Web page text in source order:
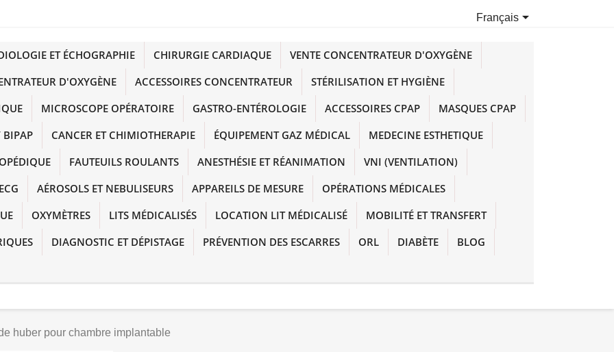
Français
ET ÉCHOGRAPHIE CHIRURGIE CARDIAQUE
VENTE CONCENTRATEUR D'OXYGÈNE
D'OXYGÈNE
ACCESSOIRES CONCENTRATEUR
STÉRILISATION ET HYGIÈNE
MICROSCOPE OPÉRATOIRE GASTRO-ENTÉROLOGIE ACCESSOIRES CPAP
MASQUES CPAP
BIPAP
CANCER ET CHIMIOTHERAPIE ÉQUIPEMENT GAZ MÉDICAL
MEDECINE ESTHETIQUE
FAUTEUILS ROULANTS ANESTHÉSIE ET RÉANIMATION
VNI (VENTILATION)
AÉROSOLS ET NEBULISEURS APPAREILS DE MESURE
OPÉRATIONS MÉDICALES
OXYMÈTRES LITS MÉDICALISÉS LOCATION LIT MÉDICALISÉ
MOBILITÉ ET TRANSFERT
DIAGNOSTIC ET DÉPISTAGE PRÉVENTION DES ESCARRES ORL DIABÈTE BLOG
huber pour chambre implantable